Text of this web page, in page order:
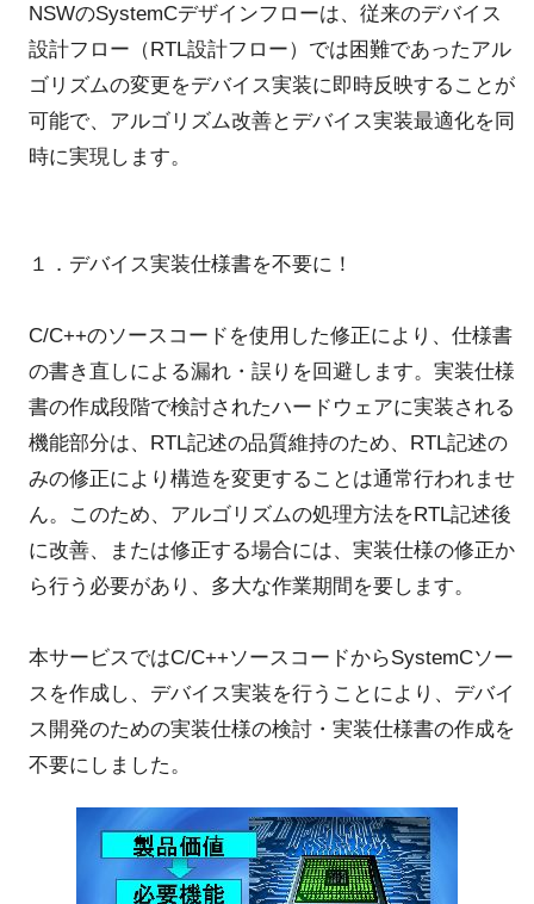
NSWのSystemCデザインフローは、従来のデバイス
設計フロー（RTL設計フロー）では困難であったアル
ゴリズムの変更をデバイス実装に即時反映することが
可能で、アルゴリズム改善とデバイス実装最適化を同
時に実現します。
１．デバイス実装仕様書を不要に！
C/C++のソースコードを使用した修正により、仕様書
の書き直しによる漏れ・誤りを回避します。実装仕様
書の作成段階で検討されたハードウェアに実装される
機能部分は、RTL記述の品質維持のため、RTL記述の
みの修正により構造を変更することは通常行われませ
ん。このため、アルゴリズムの処理方法をRTL記述後
に改善、または修正する場合には、実装仕様の修正か
ら行う必要があり、多大な作業期間を要します。
本サービスではC/C++ソースコードからSystemCソー
スを作成し、デバイス実装を行うことにより、デバイ
ス開発のための実装仕様の検討・実装仕様書の作成を
不要にしました。